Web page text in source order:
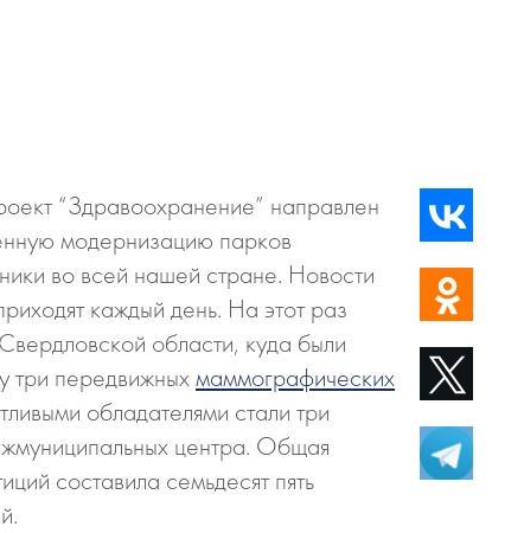
“Здравоохранение” направлен
модернизацию парков
во всей нашей стране. Новости
каждый день. На этот раз
области, куда были
три передвижныхмаммографических
обладателями стали три
центра. Общая
составила семьдесят пять